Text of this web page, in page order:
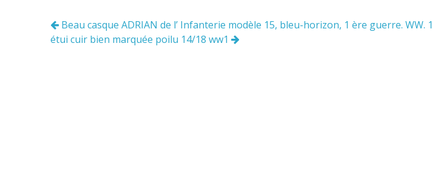
o
k
Navigation
des
Beau casque ADRIAN de l’ Infanterie modèle 15, bleu-horizon, 1 ère guerre. WW. 1
étui cuir bien marquée poilu 14/18 ww1